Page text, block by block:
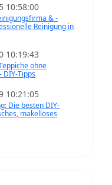
10:58:00
& -
Reinigung in
10:19:43
ohne
DIY-Tipps
10:21:05
Die besten DIY-
makelloses